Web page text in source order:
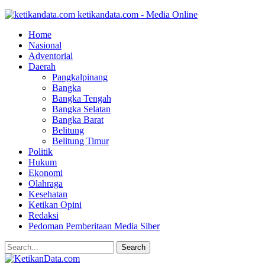
ketikandata.com - Media Online
Home
Nasional
Adventorial
Daerah
Pangkalpinang
Bangka
Bangka Tengah
Bangka Selatan
Bangka Barat
Belitung
Belitung Timur
Politik
Hukum
Ekonomi
Olahraga
Kesehatan
Ketikan Opini
Redaksi
Pedoman Pemberitaan Media Siber